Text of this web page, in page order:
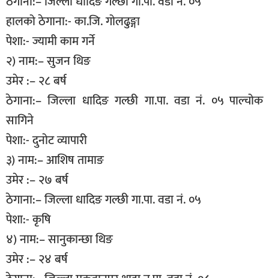
हालको ठेगाना:- का.जि. गोलढुङ्गा
पेशा:- ज्यामी काम गर्ने
२) नाम:– सुजन थिङ
उमेर :– २८ बर्ष
ठेगाना:– जिल्ला धादिङ गल्छी गा.पा. वडा नं. ०५ पाल्चोक
सागिने
पेशा:- दुनोट व्यापारी
३) नाम:– आशिष तामाङ
उमेर :– २७ बर्ष
ठेगाना:– जिल्ला धादिङ गल्छी गा.पा. वडा नं. ०५
पेशा:- कृषि
४) नाम:– सानुकान्छा थिङ
उमेर :– २४ बर्ष